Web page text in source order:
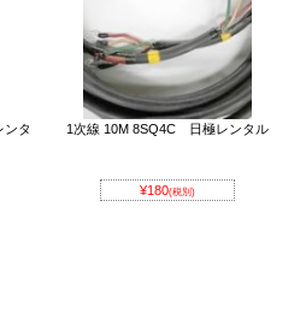
タ
1次線 10M 8SQ4C 日極レンタル
¥180(税別)